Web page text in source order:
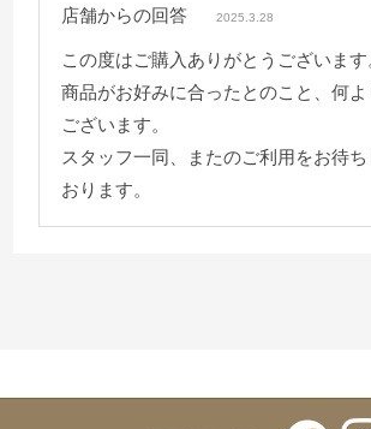
店舗からの回答 2025.3.28
この度はご購入ありがとうございます
商品がお好みに合ったとのこと、何よ
ございます。
スタッフ一同、またのご利用をお待ち
おります。